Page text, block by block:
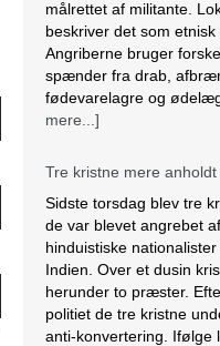
spænder fra drab,
fødevarelagre og
mere...]
Tre kristne mere anholdt
de var blevet angrebet
hinduistiske
Indien. Over et dusin
herunder to præster.
politiet de tre kristne
anti-konvertering. Ifølge
pøbel på over 20
mere...]